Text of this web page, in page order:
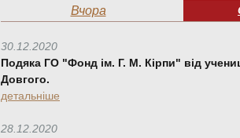
Вчора
30.12.2020
Подяка ГО "Фонд ім. Г. М. Кірпи" від
Довгого.
детальніше
28.12.2020